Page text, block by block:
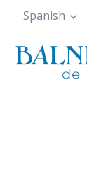
Pasar
contenido
principal
Spanish